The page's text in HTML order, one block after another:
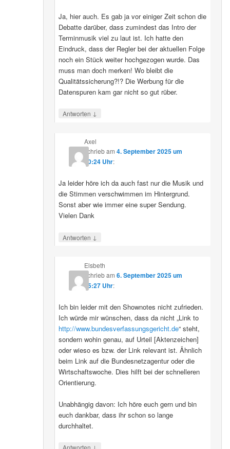
Ja, hier auch. Es gab ja vor einiger Zeit schon die
Debatte darüber, dass zumindest das Intro der
Terminmusik viel zu laut ist. Ich hatte den
Eindruck, dass der Regler bei der aktuellen Folge
noch ein Stück weiter hochgezogen wurde. Das
muss man doch merken! Wo bleibt die
Qualitätssicherung?!? Die Werbung für die
Datenspuren kam gar nicht so gut rüber.
Antworten ↓
Axel
schriebam 4. September 2025 um
10:24 Uhr:
Ja leider höre ich da auch fast nur die Musik und
die Stimmen verschwimmen im Hintergrund.
Sonst aber wie immer eine super Sendung.
Vielen Dank
Antworten ↓
Elsbeth
schriebam 6. September 2025 um
15:27 Uhr:
Ich bin leider mit den Shownotes nicht zufrieden.
Ich würde mir wünschen, dass da nicht „Link to
http://www.bundesverfassungsgericht.de“ steht,
sondern wohin genau, auf Urteil [Aktenzeichen]
oder wieso es bzw. der Link relevant ist. Ähnlich
beim Link auf die Bundesnetzagentur oder die
Wirtschaftswoche. Dies hilft bei der schnelleren
Orientierung.
Unabhängig davon: Ich höre euch gern und bin
euch dankbar, dass ihr schon so lange
durchhaltet.
Antworten ↓